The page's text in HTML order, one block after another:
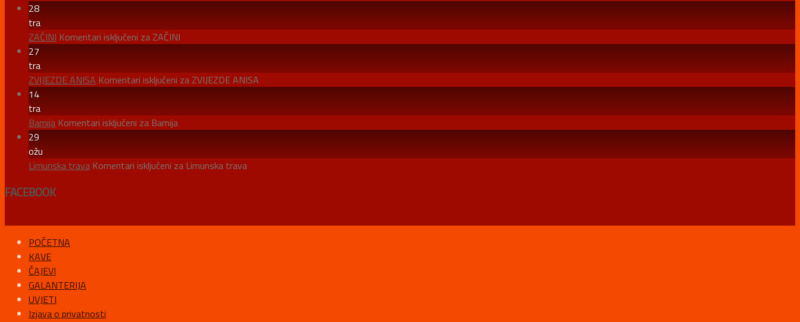
28
tra
ZAČINI Komentari isključeni za ZAČINI
27
tra
ZVIJEZDE ANISA Komentari isključeni za ZVIJEZDE ANISA
14
tra
Bamija Komentari isključeni za Bamija
29
ožu
Limunska trava Komentari isključeni za Limunska trava
FACEBOOK
POČETNA
KAVE
ČAJEVI
GALANTERIJA
UVJETI
Izjava o privatnosti